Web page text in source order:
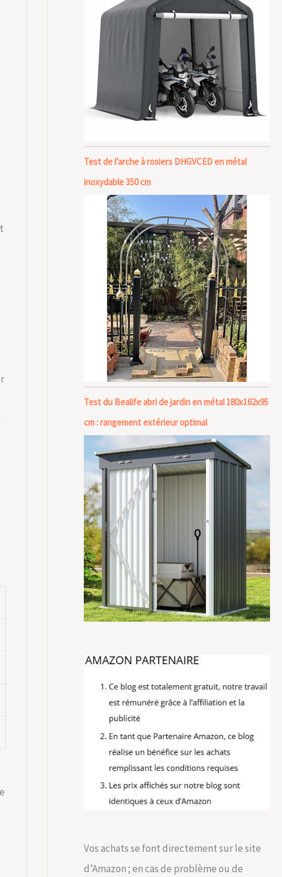
Test de l’arche à rosiers DHGVCED en métal
inoxydable 350 cm
Test du Bealife abri de jardin en métal 180x162x95
cm : rangement extérieur optimal
Vos achats se font directement sur le site
d’Amazon ; en cas de problème ou de